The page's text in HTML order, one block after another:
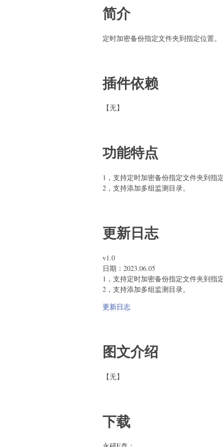
简介
定时加密备份指定文件夹到指定位置。
插件依赖
【无】
功能特点
1，支持定时加密备份指定文件夹到指
2，支持添加多组监测目录。
更新日志
v1.0
日期：2023.06.05
1，支持定时加密备份指定文件夹到指
2，支持添加多组监测目录。
更新日志
图文介绍
【无】
下载